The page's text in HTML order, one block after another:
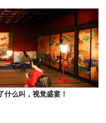
什么叫，视觉盛宴！